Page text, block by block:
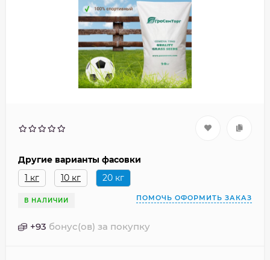
Другие варианты фасовки
1 кг
10 кг 20 кг
В НАЛИЧИИ ПОМОЧЬ ОФОРМИТЬ ЗАКАЗ
+93 бонус(ов) за покупку